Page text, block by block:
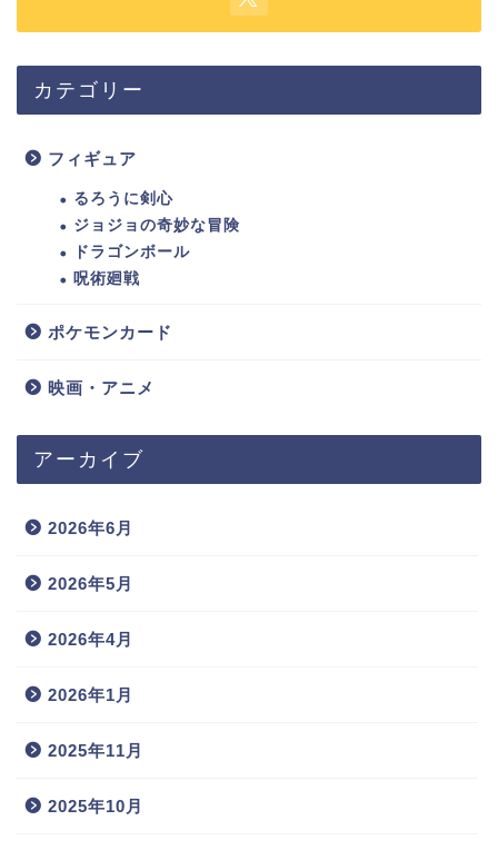
カテゴリー
フィギュア
るろうに剣心
ジョジョの奇妙な冒険
ドラゴンボール
呪術廻戦
ポケモンカード
映画・アニメ
アーカイブ
2026年6月
2026年5月
2026年4月
2026年1月
2025年11月
2025年10月